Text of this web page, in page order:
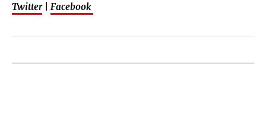
Twitter| Facebook